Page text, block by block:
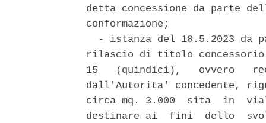
detta concessione da parte
conformazione;
- istanza del 18.5.2023 da
rilascio di titolo concessorio
15   (quindici),   ovvero
dall'Autorita' concedente,
circa mq. 3.000  sita  in
destinare ai  fini  dello